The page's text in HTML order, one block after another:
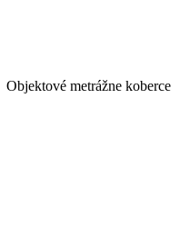
Objektové metrážne koberce